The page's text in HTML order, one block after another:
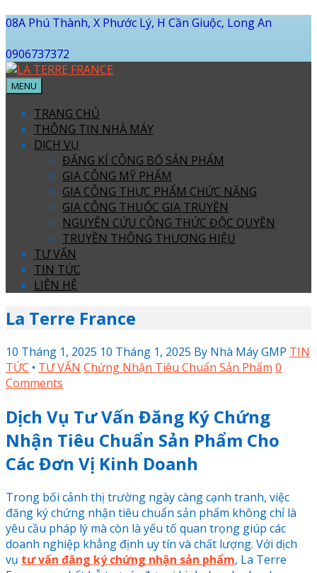
08A Phú Thành, X Phước Lý, H Cần Giuộc, Long An
0906737372
MENU
TRANG CHỦ
THÔNG TIN NHÀ MÁY
DỊCH VỤ
ĐĂNG KÍ CÔNG BỐ SẢN PHẨM
GIA CÔNG MỸ PHẨM
GIA CÔNG THỰC PHẨM CHỨC NĂNG
GIA CÔNG THUỐC GIA TRUYỀN
NGUYÊN CỨU CÔNG THỨC ĐỘC QUYỀN
TRUYỀN THÔNG THƯƠNG HIỆU
TƯ VẤN
TIN TỨC
LIÊN HỆ
La Terre France
10 Tháng 1, 2025 10 Tháng 1, 2025 By Nhà Máy GMP TIN
TỨC • TƯ VẤN Chứng Nhận Tiêu Chuẩn Sản Phẩm 0
Comments
Dịch Vụ Tư Vấn Đăng Ký Chứng
Nhận Tiêu Chuẩn Sản Phẩm Cho
Các Đơn Vị Kinh Doanh
Trong bối cảnh thị trường ngày càng cạnh tranh, việc
đăng ký chứng nhận tiêu chuẩn sản phẩm không chỉ là
yêu cầu pháp lý mà còn là yếu tố quan trọng giúp các
doanh nghiệp khẳng định uy tín và chất lượng. Với dịch
vụ tư vấn đăng ký chứng nhận sản phẩm, La Terre